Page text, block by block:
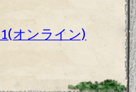
オンライン)